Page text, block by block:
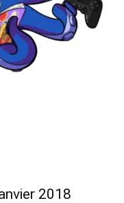
2018